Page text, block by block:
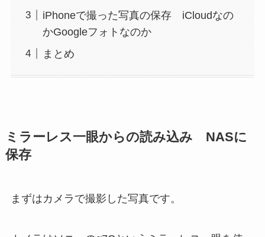
iPhoneで撮った写真の保存 iCloudなの
かGoogleフォトなのか
まとめ
ミラーレス一眼からの読み込み NASに
保存
まずはカメラで撮影した写真です。